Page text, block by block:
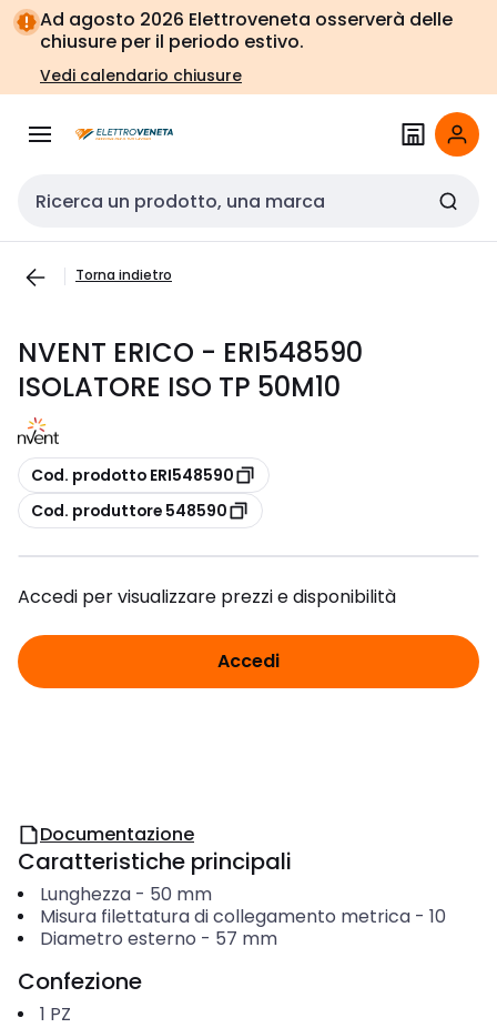
Vai alla
navigazione
Vai
alla
pagina
Ad agosto 2026 Elettroveneta osserverà delle
chiusure per il periodo estivo.
Vedi calendario chiusure
Cerca input
Torna indietro
NVENT ERICO - ERI548590
ISOLATORE ISO TP 50M10
copia
Cod. prodotto ERI548590
copia
Cod. produttore 548590
Accedi per visualizzare prezzi e disponibilità
Accedi
Documentazione
Caratteristiche principali
Lunghezza- 50 mm
Misura filettatura di collegamento metrica- 10
Diametro esterno - 57 mm
Confezione
1 PZ